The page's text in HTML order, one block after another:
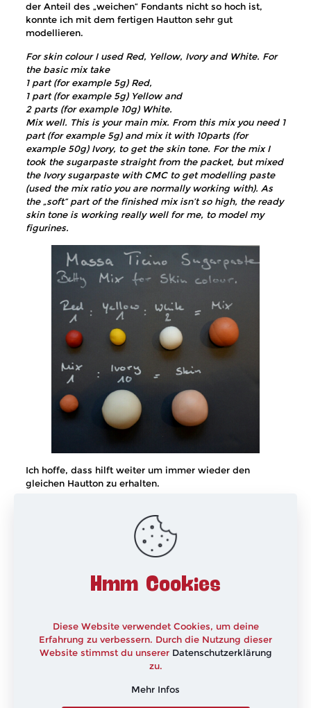
der Anteil des „weichen“ Fondants nicht so hoch ist,
konnte ich mit dem fertigen Hautton sehr gut
modellieren.
For skin colour I used Red, Yellow, Ivory and White. For
the basic mix take
1 part (for example 5g) Red,
1 part (for example 5g) Yellow and
2 parts (for example 10g) White.
Mix well. This is your main mix. From this mix you need 1
part (for example 5g) and mix it with 10parts (for
example 50g) Ivory, to get the skin tone. For the mix I
took the sugarpaste straight from the packet, but mixed
the Ivory sugarpaste with CMC to get modelling paste
(used the mix ratio you are normally working with). As
the „soft“ part of the finished mix isn’t so high, the ready
skin tone is working really well for me, to model my
figurines.
Ich hoffe, dass hilft weiter um immer wieder den
gleichen Hautton zu erhalten.
Hmm Cookies
Diese Website verwendet Cookies, um deine
Erfahrung zu verbessern. Durch die Nutzung dieser
Website stimmst du unserer Datenschutzerklärung
zu.
Mehr Infos